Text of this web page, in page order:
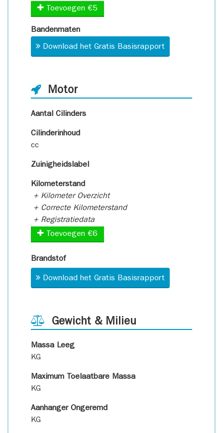
Toevoegen €5
Bandenmaten
Download het Gratis Basisrapport
Motor
Aantal Cilinders
Cilinderinhoud
cc
Zuinigheidslabel
Kilometerstand
+ Kilometer Overzicht
+ Correcte Kilometerstand
+ Registratiedata
Toevoegen €6
Brandstof
Download het Gratis Basisrapport
Gewicht & Milieu
Massa Leeg
KG
Maximum Toelaatbare Massa
KG
Aanhanger Ongeremd
KG